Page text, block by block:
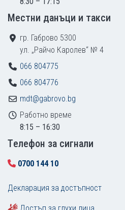
Местни данъци и такси
гр. Габрово 5300
ул. „Райчо Каролев“ № 4
066 804775
066 804776
mdt@gabrovo.bg
Работно време
8:15 – 16:30
Tелефон за сигнали
0700 144 10
Декларация за достъпност